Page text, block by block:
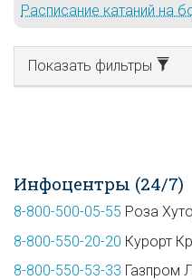
Расписание катаний на
Показать фильтры
Инфоцентры (24/7)
8-800-500-05-55 Роза
8-800-550-20-20 Курорт
8-800-550-53-33 Газпром